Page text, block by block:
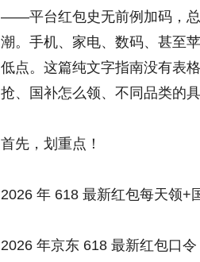
——平台红包史无前例加码，总
潮。手机、家电、数码、甚至
低点。这篇纯文字指南没有表
抢、国补怎么领、不同品类的
首先，划重点！
2026 年 618 最新红包每天领+
2026 年京东 618 最新红包口